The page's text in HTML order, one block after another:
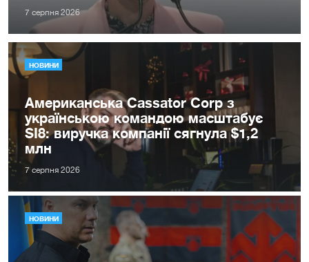
7 серпня 2026
НОВИНИ
Американська Cassator Corp з
українською командою масштабує
SI8: виручка компанії сягнула $1,2
млн
7 серпня 2026
НОВИНИ